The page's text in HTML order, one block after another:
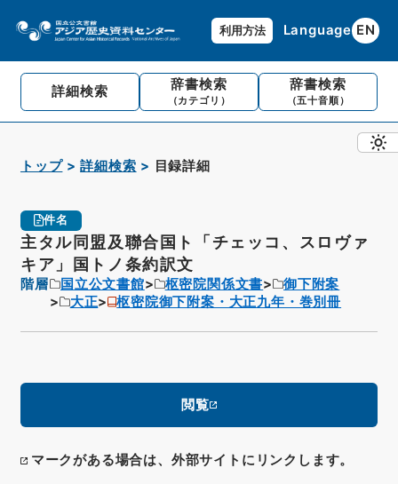
利用方法 Language EN
詳細検索 辞書検索
（カテゴリ）
辞書検索
（五十音順）
トップ 詳細検索 目録詳細
件名
主タル同盟及聯合国ト「チェッコ、スロヴァ
キア」国トノ条約訳文
階層 国立公文書館 枢密院関係文書
御下附案
大正
枢密院御下附案・大正九年・巻別冊
閲覧
マークがある場合は、外部サイトにリンクします。